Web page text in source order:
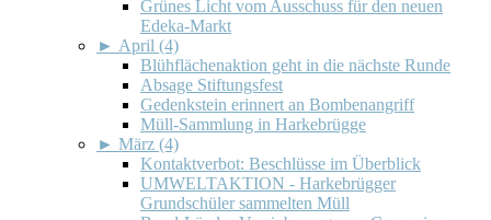
Grünes Licht vom Ausschuss für den neuen
Edeka-Markt
► April (4)
Blühflächenaktion geht in die nächste Runde
Absage Stiftungsfest
Gedenkstein erinnert an Bombenangriff
Müll-Sammlung in Harkebrügge
► März (4)
Kontaktverbot: Beschlüsse im Überblick
UMWELTAKTION - Harkebrügger
Grundschüler sammelten Müll